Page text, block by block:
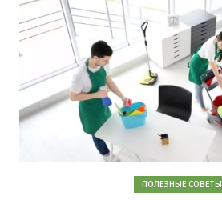
ПОЛЕЗНЫЕ СОВЕТЫ